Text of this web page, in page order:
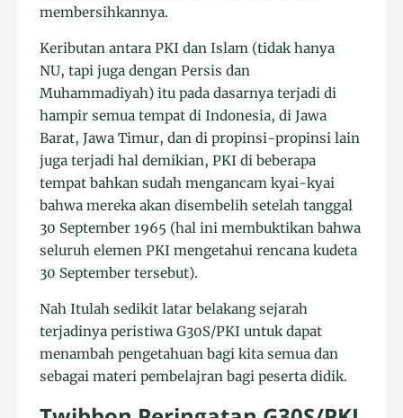
membersihkannya.
Keributan antara PKI dan Islam (tidak hanya
NU, tapi juga dengan Persis dan
Muhammadiyah) itu pada dasarnya terjadi di
hampir semua tempat di Indonesia, di Jawa
Barat, Jawa Timur, dan di propinsi-propinsi lain
juga terjadi hal demikian, PKI di beberapa
tempat bahkan sudah mengancam kyai-kyai
bahwa mereka akan disembelih setelah tanggal
30 September 1965 (hal ini membuktikan bahwa
seluruh elemen PKI mengetahui rencana kudeta
30 September tersebut).
Nah Itulah sedikit latar belakang sejarah
terjadinya peristiwa G30S/PKI untuk dapat
menambah pengetahuan bagi kita semua dan
sebagai materi pembelajran bagi peserta didik.